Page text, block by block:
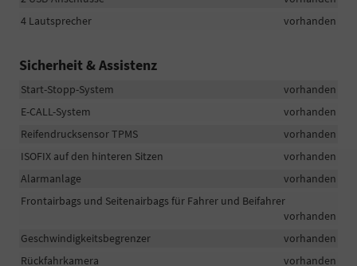
4 Lautsprecher
vorhanden
Sicherheit & Assistenz
Start-Stopp-System
vorhanden
E-CALL-System
vorhanden
Reifendrucksensor TPMS
vorhanden
ISOFIX auf den hinteren Sitzen
vorhanden
Alarmanlage
vorhanden
Frontairbags und Seitenairbags für Fahrer und Beifahrer
vorhanden
Geschwindigkeitsbegrenzer
vorhanden
Rückfahrkamera
vorhanden